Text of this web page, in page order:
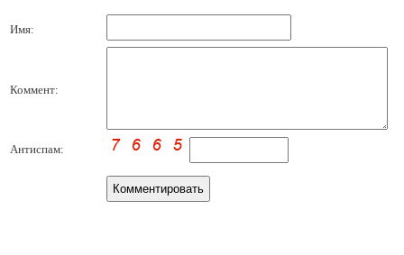
Имя:
Коммент:
Антиспам: